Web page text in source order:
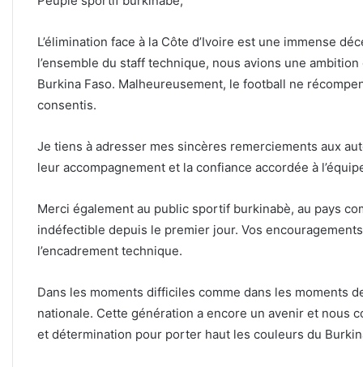
L’élimination face à la Côte d’Ivoire est une immense
l’ensemble du staff technique, nous avions une
Burkina Faso. Malheureusement, le football ne
consentis.
Je tiens à adresser mes sincères remerciements aux
leur accompagnement et la confiance accordée à
Merci également au public sportif burkinabè, au pays
indéfectible depuis le premier jour. Vos
l’encadrement technique.
Dans les moments difficiles comme dans les moments
nationale. Cette génération a encore un avenir et nous
et détermination pour porter haut les couleurs du